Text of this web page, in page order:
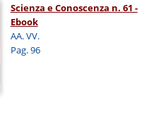
Scienza e Conoscenza n. 61 -
Ebook
AA. VV.
Pag. 96